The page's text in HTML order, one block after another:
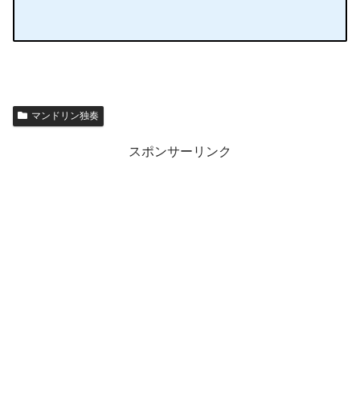
マンドリン独奏
スポンサーリンク